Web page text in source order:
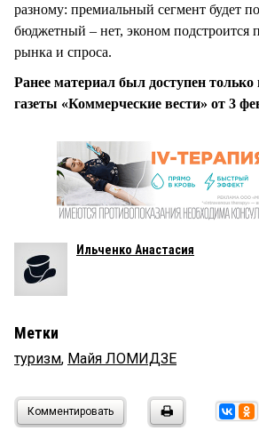
разному: премиальный сегмент будет
бюджетный – нет, эконом подстроится
рынка и спроса.
Ранее материал был доступен только
газеты «Коммерческие вести» от 3
Ильченко Анастасия
Метки
туризм, Майя ЛОМИДЗЕ
Комментировать